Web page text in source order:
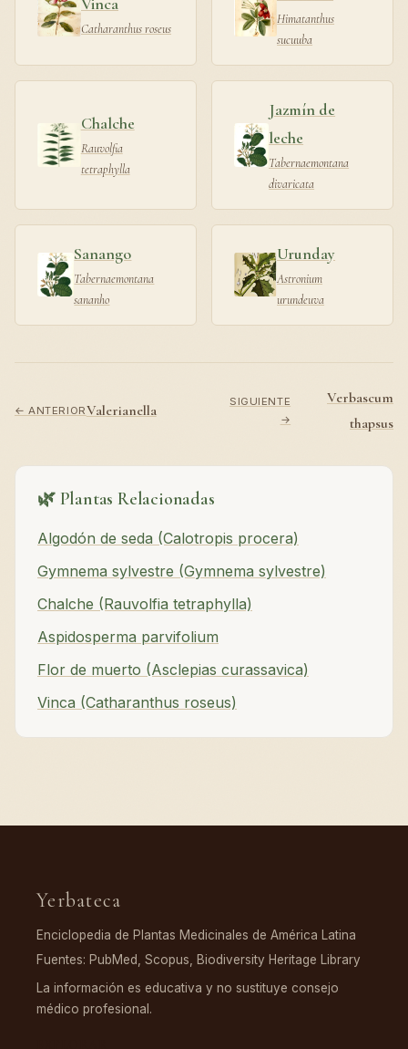
Catharanthus roseus
Himatanthus
sucuuba
Chalche
Rauvolfia
tetraphylla
Jazmín de
leche
Tabernaemontana
divaricata
Sanango
Tabernaemontana
sananho
Urunday
Astronium
urundeuva
← ANTERIORValerianella
SIGUIENTE
→
Verbascum
thapsus
🌿 Plantas Relacionadas
Algodón de seda (Calotropis procera)
Gymnema sylvestre (Gymnema sylvestre)
Chalche (Rauvolfia tetraphylla)
Aspidosperma parvifolium
Flor de muerto (Asclepias curassavica)
Vinca (Catharanthus roseus)
Yerbateca
Enciclopedia de Plantas Medicinales de América Latina
Fuentes: PubMed, Scopus, Biodiversity Heritage Library
La información es educativa y no sustituye consejo
médico profesional.